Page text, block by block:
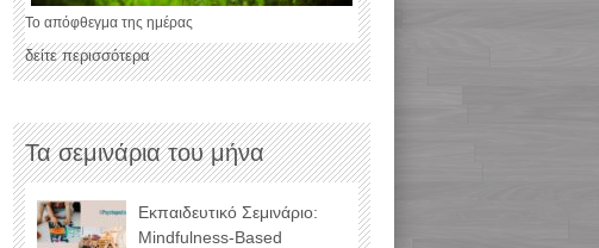
Το απόφθεγμα της ημέρας
δείτε περισσότερα
Τα σεμινάρια του μήνα
Εκπαιδευτικό Σεμινάριο:
Mindfulness-Based